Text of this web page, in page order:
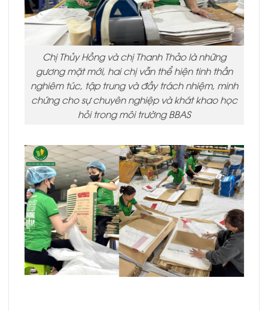
Chị Thủy Hồng và chị Thanh Thảo là những
gương mặt mới, hai chị vẫn thể hiện tinh thần
nghiêm túc, tập trung và đầy trách nhiệm, minh
chứng cho sự chuyên nghiệp và khát khao học
hỏi trong môi trường BBAS